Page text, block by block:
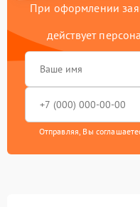
При оформлении
действует
Отправляя, Вы